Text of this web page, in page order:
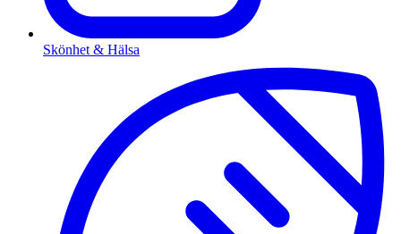
Skönhet & Hälsa